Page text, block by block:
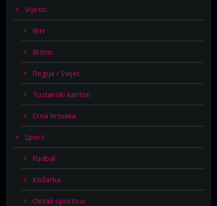
Vijesti
BiH
Biznis
Regija i Svijet
Tuzlanski kanton
Crna hronika
Sport
Fudbal
Košarka
Ostali sportovi